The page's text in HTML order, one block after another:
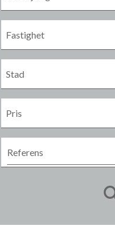
Fastighet
Stad
Pris